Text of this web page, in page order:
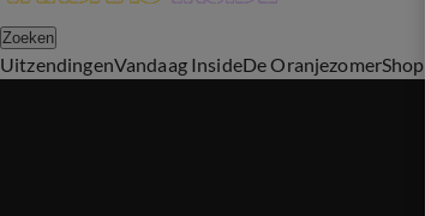
Zoeken
UitzendingenVandaag InsideDe OranjezomerShop